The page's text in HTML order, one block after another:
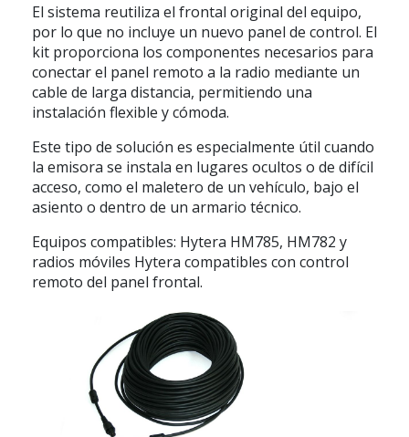
El sistema reutiliza el frontal original del equipo,
por lo que no incluye un nuevo panel de control. El
kit proporciona los componentes necesarios para
conectar el panel remoto a la radio mediante un
cable de larga distancia, permitiendo una
instalación flexible y cómoda.
Este tipo de solución es especialmente útil cuando
la emisora se instala en lugares ocultos o de difícil
acceso, como el maletero de un vehículo, bajo el
asiento o dentro de un armario técnico.
Equipos compatibles: Hytera HM785, HM782 y
radios móviles Hytera compatibles con control
remoto del panel frontal.